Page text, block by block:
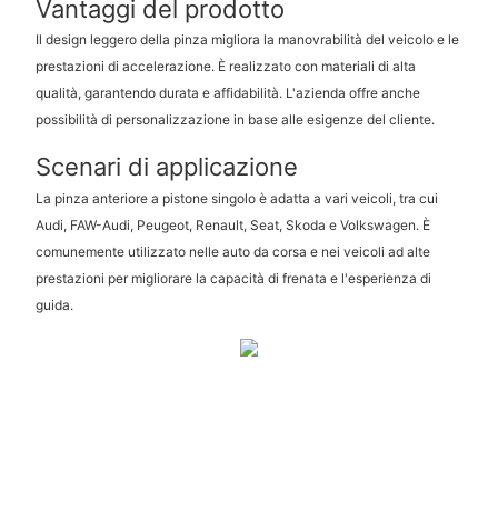
Vantaggi del prodotto
Il design leggero della pinza migliora la manovrabilità del veicolo e le
prestazioni di accelerazione. È realizzato con materiali di alta
qualità, garantendo durata e affidabilità. L'azienda offre anche
possibilità di personalizzazione in base alle esigenze del cliente.
Scenari di applicazione
La pinza anteriore a pistone singolo è adatta a vari veicoli, tra cui
Audi, FAW-Audi, Peugeot, Renault, Seat, Skoda e Volkswagen. È
comunemente utilizzato nelle auto da corsa e nei veicoli ad alte
prestazioni per migliorare la capacità di frenata e l'esperienza di
guida.